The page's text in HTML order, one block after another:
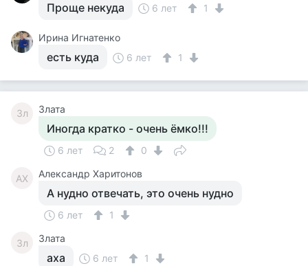
Проще некуда 6 лет 1
Ирина Игнатенко
есть куда 6 лет 1
Зл Злата
Иногда кратко - очень ёмко!!!
6 лет 2 0
АХ Александр Харитонов
А нудно отвечать, это очень нудно
6 лет 1
Зл Злата
аха 6 лет 1